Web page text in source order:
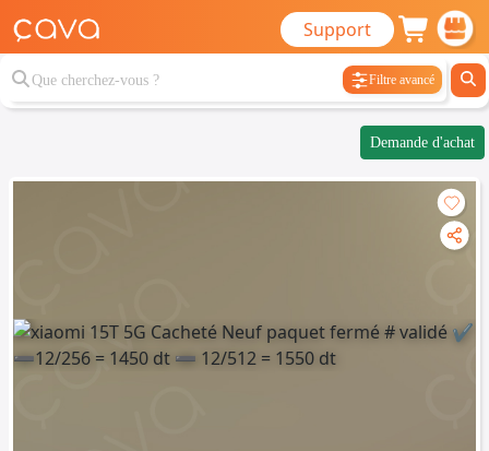
Support
Filtre avancé
Demande d'achat